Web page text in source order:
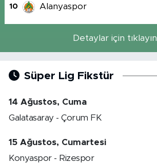
10 Alanyaspor
Detaylar için tıklayın
Süper Lig Fikstür
14 Ağustos, Cuma
Galatasaray - Çorum FK
15 Ağustos, Cumartesi
Konyaspor - Rizespor